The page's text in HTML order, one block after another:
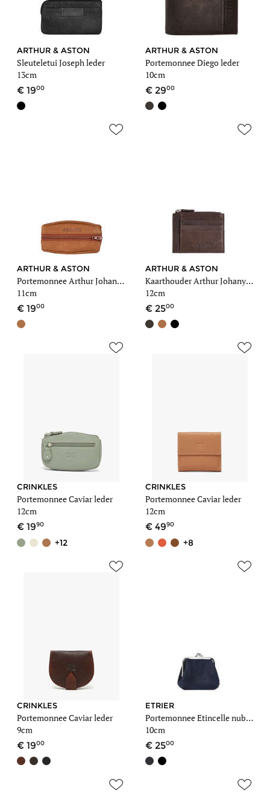
ARTHUR & ASTON
Sleuteletui Joseph leder
13cm
1900
ARTHUR & ASTON
Portemonnee Diego leder
10cm
2900
ARTHUR & ASTON
Portemonnee Arthur Johany leder
11cm
1900
ARTHUR & ASTON
Kaarthouder Arthur Johany leder
12cm
2500
CRINKLES
Portemonnee Caviar leder
12cm
1990
+12
CRINKLES
Portemonnee Caviar leder
12cm
4990
+8
CRINKLES
Portemonnee Caviar leder
9cm
1900
ETRIER
Portemonnee Etincelle nubuck leder
10cm
2500